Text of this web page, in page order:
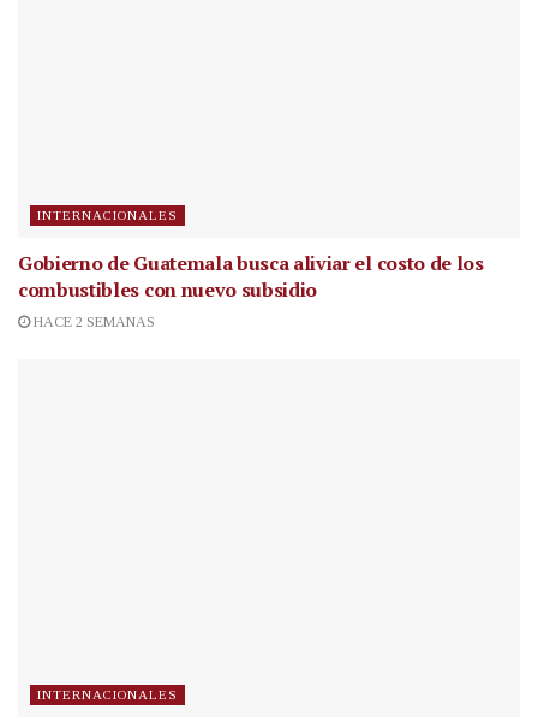
INTERNACIONALES
Gobierno de Guatemala busca aliviar el costo de los
combustibles con nuevo subsidio
HACE 2 SEMANAS
INTERNACIONALES